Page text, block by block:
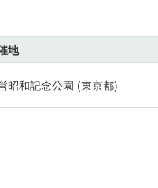
地
昭和記念公園 (東京都)